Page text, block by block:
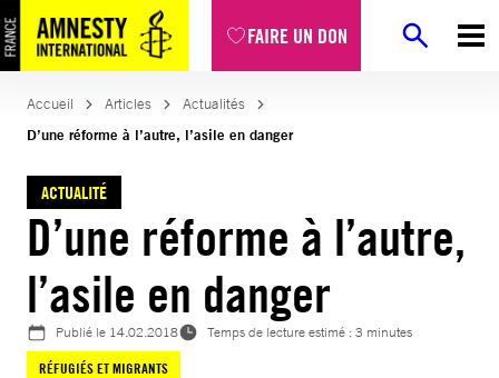
FAIRE UN DON
Aller
au
contenu
Accueil Articles
Actualités
D’une réforme à l’autre, l’asile en danger
ACTUALITÉ
D’une réforme à l’autre,
l’asile en danger
Publié le 14.02.2018
Temps de lecture estimé : 3 minutes
RÉFUGIÉS ET MIGRANTS